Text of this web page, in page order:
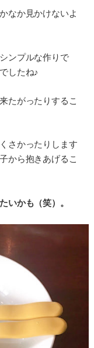
なか見かけないよ
ンプルな作りで
したね♪
たがったりするこ
さかったりします
から抱きあげるこ
いかも（笑）。